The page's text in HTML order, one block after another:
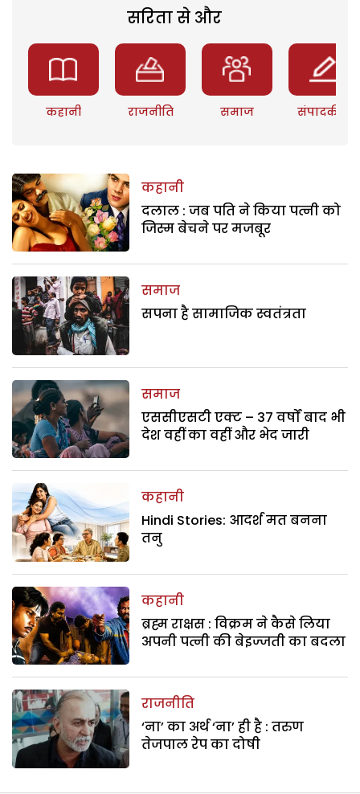
सरिता से और
कहानी राजनीति समाज संपादकीय
कहानी
दलाल : जब पति ने किया पत्नी को
जिस्म बेचने पर मजबूर
समाज
सपना है सामाजिक स्वतंत्रता
समाज
एससीएसटी एक्ट – 37 वर्षों बाद भी
देश वहीं का वहीं और भेद जारी
कहानी
Hindi Stories: आदर्श मत बनना
तनु
कहानी
ब्रह्म राक्षस : विक्रम ने कैसे लिया
अपनी पत्नी की बेइज्जती का बदला
राजनीति
‘ना’ का अर्थ ‘ना’ ही है : तरुण
तेजपाल रेप का दोषी